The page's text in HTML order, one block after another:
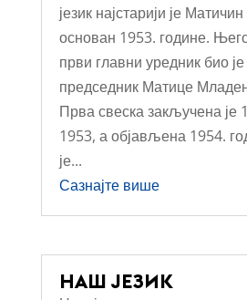
језик најстарији је
основан 1953. године.
први главни уредник био
председник Матице
Прва свеска закључена је
1953, а објављена 1954.
је...
Сазнајте више
НАШ ЈЕЗИК